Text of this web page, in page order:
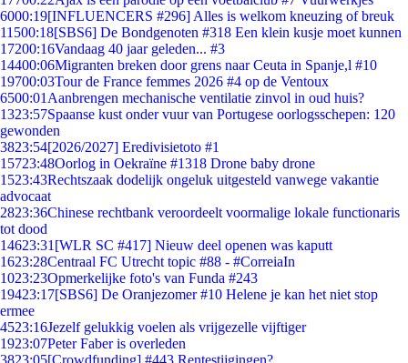
6000:19[INFLUENCERS #296] Alles is welkom kneuzing of breuk
11500:18[SBS6] De Bondgenoten #318 Een klein kusje moet kunnen
17200:16Vandaag 40 jaar geleden... #3
14400:06Migranten breken door grens naar Ceuta in Spanje,l #10
19700:03Tour de France femmes 2026 #4 op de Ventoux
6500:01 Aanbrengen mechanische ventilatie zinvol in oud huis?
1323:57Spaanse kust onder vuur van Portugese oorlogsschepen: 120
gewonden
3823:54[2026/2027] Eredivisietoto #1
15723:48Oorlog in Oekraïne #1318 Drone baby drone
1523:43Rechtszaak dodelijk ongeluk uitgesteld vanwege vakantie
advocaat
2823:36Chinese rechtbank veroordeelt voormalige lokale functionaris
tot dood
14623:31 [WLR SC #417] Nieuw deel openen was kaputt
1623:28Centraal FC Utrecht topic #88 - #CorreiaIn
1023:23Opmerkelijke foto's van Funda #243
19423:17[SBS6] De Oranjezomer #10 Helene je kan het niet stop
ermee
4523:16Jezelf gelukkig voelen als vrijgezelle vijftiger
1923:07Peter Faber is overleden
3823:05[Crowdfunding] #443 Rentestijgingen?